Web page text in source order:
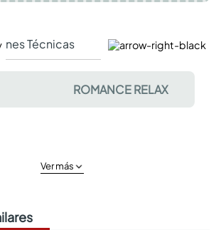
Técnicas Comentarios y
ROMANCE RELAX
Ver más